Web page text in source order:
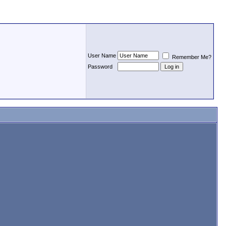
User Name
Remember Me?
Password